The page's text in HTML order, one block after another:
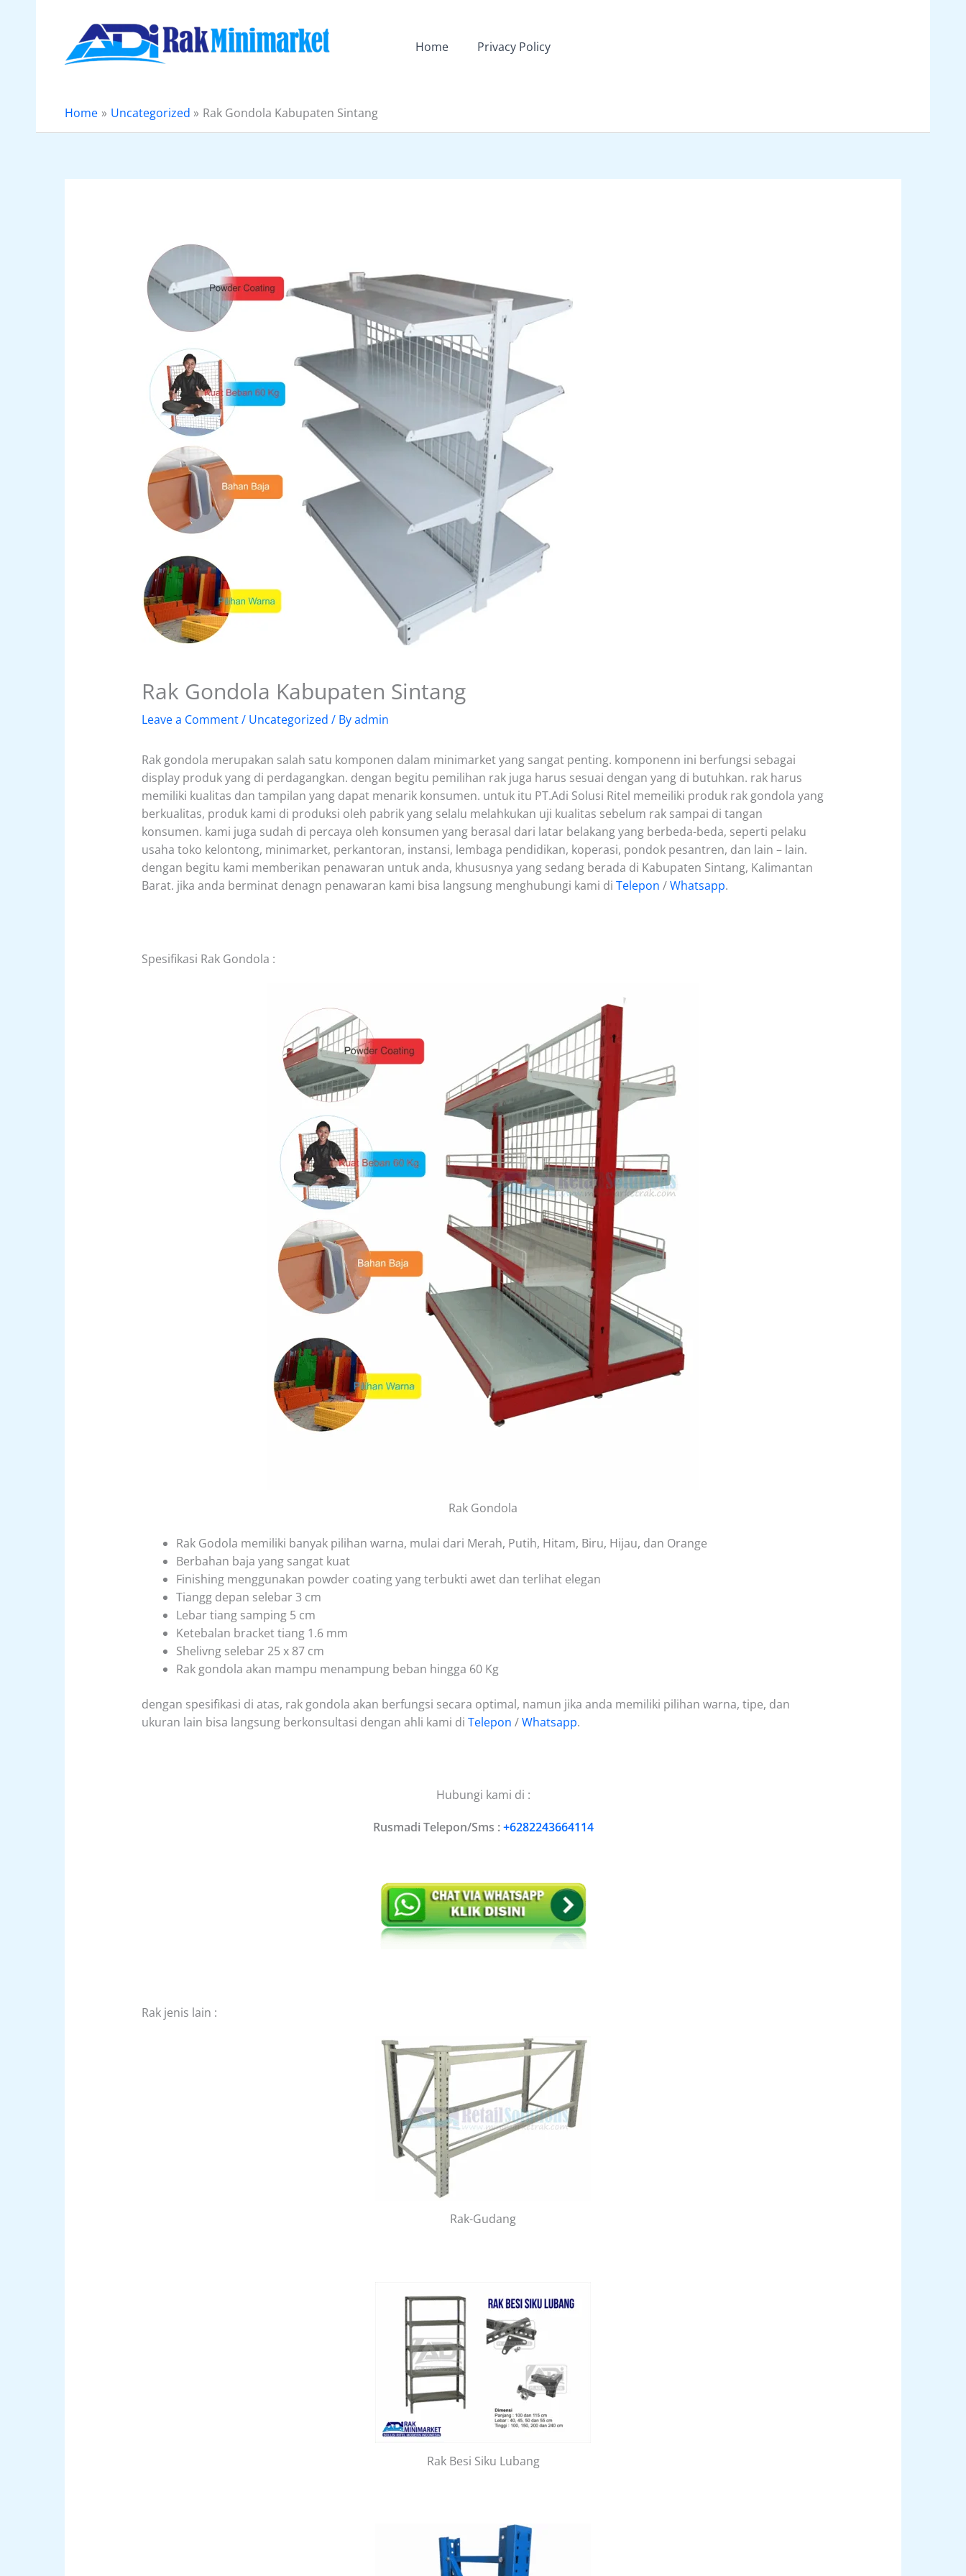
content
Home Privacy Policy
Home Uncategorized Rak Gondola Kabupaten Sintang
Rak Gondola Kabupaten Sintang
Leave a Comment/ Uncategorized / Byadmin
Rak gondola merupakan salah satu komponen dalam minimarket yang sangat penting. komponenn ini berfungsi sebagai
display produk yang di perdagangkan. dengan begitu pemilihan rak juga harus sesuai dengan yang di butuhkan. rak harus
memiliki kualitas dan tampilan yang dapat menarik konsumen. untuk itu PT.Adi Solusi Ritel memeiliki produk rak gondola yang
berkualitas, produk kami di produksi oleh pabrik yang selalu melahkukan uji kualitas sebelum rak sampai di tangan
konsumen. kami juga sudah di percaya oleh konsumen yang berasal dari latar belakang yang berbeda-beda, seperti pelaku
usaha toko kelontong, minimarket, perkantoran, instansi, lembaga pendidikan, koperasi, pondok pesantren, dan lain – lain.
dengan begitu kami memberikan penawaran untuk anda, khususnya yang sedang berada di Kabupaten Sintang, Kalimantan
Barat. jika anda berminat denagn penawaran kami bisa langsung menghubungi kami di Telepon /Whatsapp.
Spesifikasi Rak Gondola :
Rak Gondola
Rak Godola memiliki banyak pilihan warna, mulai dari Merah, Putih, Hitam, Biru, Hijau, dan Orange
Berbahan baja yang sangat kuat
Finishing menggunakan powder coating yang terbukti awet dan terlihat elegan
Tiangg depan selebar 3 cm
Lebar tiang samping 5 cm
Ketebalan bracket tiang 1.6 mm
Shelivng selebar 25 x 87 cm
Rak gondola akan mampu menampung beban hingga 60 Kg
dengan spesifikasi di atas, rak gondola akan berfungsi secara optimal, namun jika anda memiliki pilihan warna, tipe, dan
ukuran lain bisa langsung berkonsultasi dengan ahli kami di Telepon /Whatsapp.
Hubungi kami di :
Rusmadi Telepon/Sms :+6282243664114
Rak jenis lain :
Rak-Gudang
Rak Besi Siku Lubang